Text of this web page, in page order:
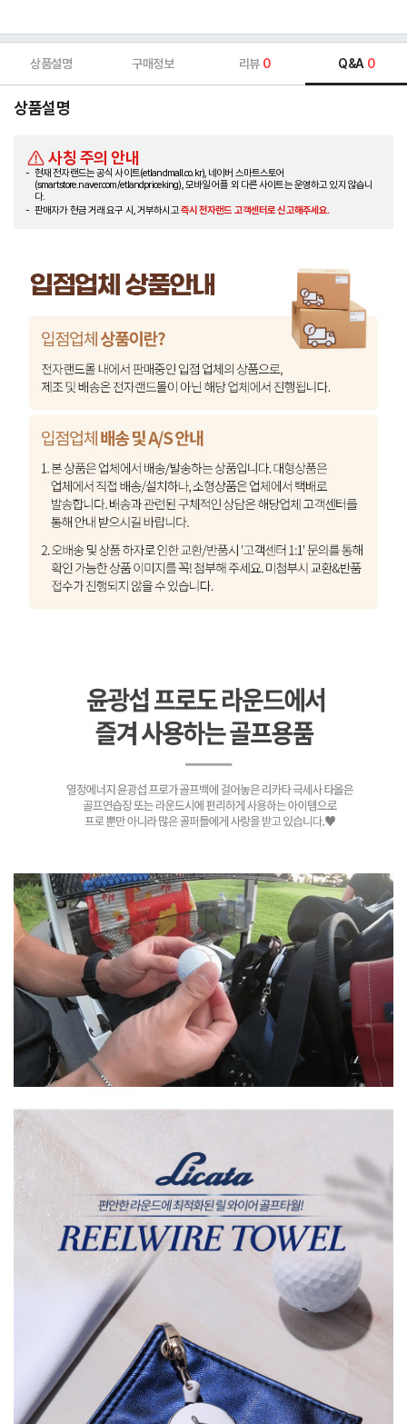
상품설명 구매정보 리뷰 0 Q&A 0
상품설명
사칭 주의 안내
현재 전자랜드는 공식 사이트(etlandmall.co.kr), 네이버 스마트스토어
(smartstore.naver.com/etlandpriceking), 모바일 어플 외 다른 사이트는 운영하고 있지 않습니
다.
판매자가 현금 거래 요구 시, 거부하시고즉시 전자랜드 고객센터로 신고해주세요.